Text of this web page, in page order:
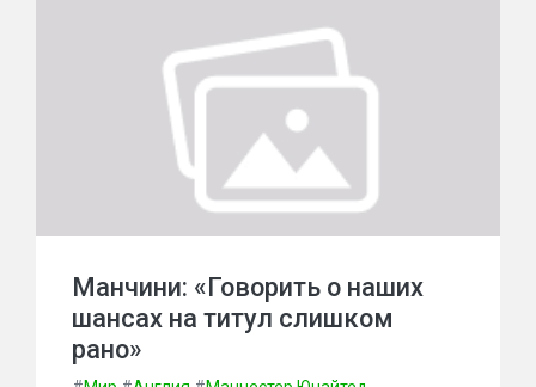
Манчини: «Говорить о наших
шансах на титул слишком
рано»